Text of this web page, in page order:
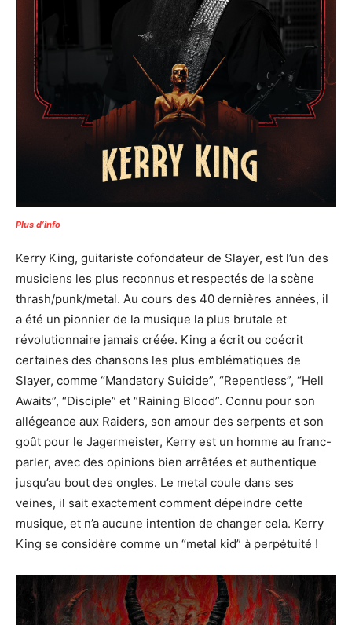
Plus d’info
Kerry King, guitariste cofondateur de Slayer, est l’un des
musiciens les plus reconnus et respectés de la scène
thrash/punk/metal. Au cours des 40 dernières années, il
a été un pionnier de la musique la plus brutale et
révolutionnaire jamais créée. King a écrit ou coécrit
certaines des chansons les plus emblématiques de
Slayer, comme “Mandatory Suicide”, “Repentless”, “Hell
Awaits”, “Disciple” et “Raining Blood”. Connu pour son
allégeance aux Raiders, son amour des serpents et son
goût pour le Jagermeister, Kerry est un homme au franc-
parler, avec des opinions bien arrêtées et authentique
jusqu’au bout des ongles. Le metal coule dans ses
veines, il sait exactement comment dépeindre cette
musique, et n’a aucune intention de changer cela. Kerry
King se considère comme un “metal kid” à perpétuité !